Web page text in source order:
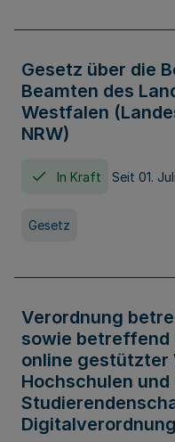
Gesetz über die
Beamten des
Westfalen
NRW)
In Kraft Seit 01.
Gesetz
Verordnung
sowie betreffend
online gestützter
Hochschulen und